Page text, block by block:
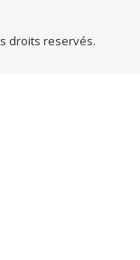
droits reservés.